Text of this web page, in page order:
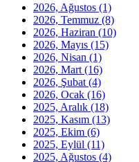
2026, Ağustos (1)
2026, Temmuz (8)
2026, Haziran (10)
2026, Mayıs (15)
2026, Nisan (1)
2026, Mart (16)
2026, Şubat (4)
2026, Ocak (16)
2025, Aralık (18)
2025, Kasım (13)
2025, Ekim (6)
2025, Eylül (11)
2025, Ağustos (4)